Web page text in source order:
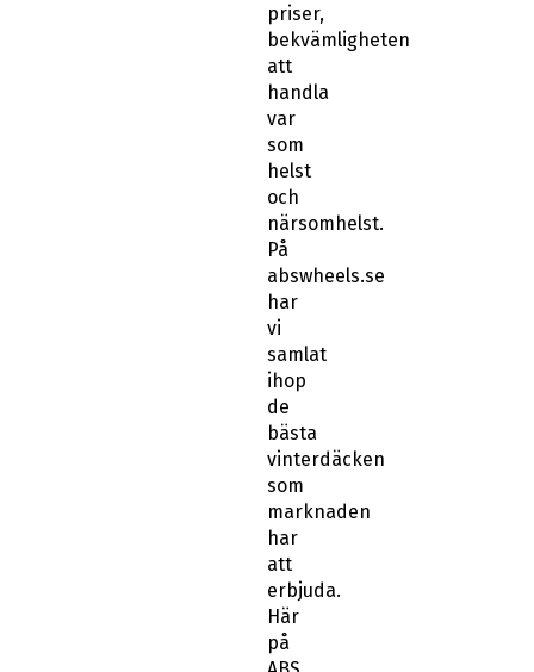
priser,
bekvämligheten
att
handla
var
som
helst
och
närsomhelst.
På
abswheels.se
har
vi
samlat
ihop
de
bästa
vinterdäcken
som
marknaden
har
att
erbjuda.
Här
på